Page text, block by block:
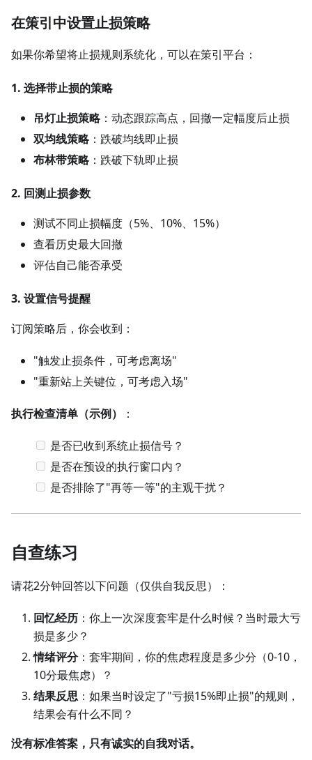
在策引中设置止损策略
如果你希望将止损规则系统化，可以在策引平台：
1. 选择带止损的策略
吊灯止损策略：动态跟踪高点，回撤一定幅度后止损
双均线策略：跌破均线即止损
布林带策略：跌破下轨即止损
2. 回测止损参数
测试不同止损幅度（5%、10%、15%）
查看历史最大回撤
评估自己能否承受
3. 设置信号提醒
订阅策略后，你会收到：
"触发止损条件，可考虑离场"
"重新站上关键位，可考虑入场"
执行检查清单（示例） ：
是否已收到系统止损信号？
是否在预设的执行窗口内？
是否排除了"再等一等"的主观干扰？
自查练习
请花2分钟回答以下问题（仅供自我反思）：
回忆经历 ：你上一次深度套牢是什么时候？当时最大亏
损是多少？
情绪评分：套牢期间，你的焦虑程度是多少分（0-10，
10分最焦虑）？
结果反思 ：如果当时设定了"亏损15%即止损"的规则，
结果会有什么不同？
没有标准答案，只有诚实的自我对话。